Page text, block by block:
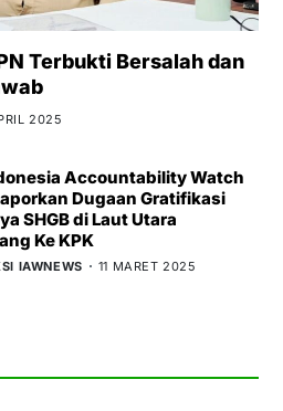
Terbukti Bersalah dan
2025
Accountability Watch
Dugaan Gratifikasi
SHGB di Laut Utara
Ke KPK
IAWNEWS 11 MARET 2025